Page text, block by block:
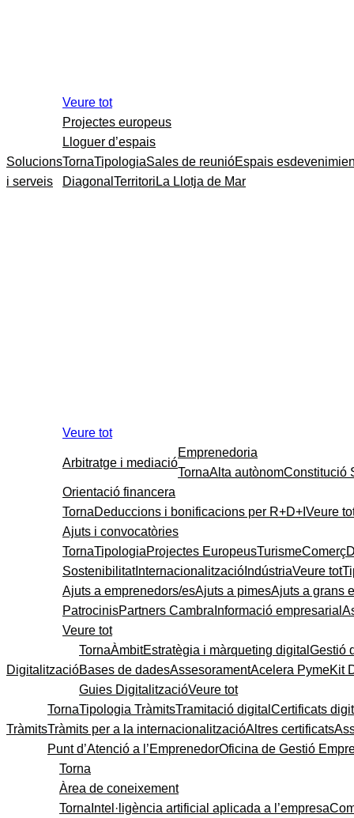
Solucions
i serveis
Veure tot
Projectes europeus
Lloguer d’espais
TornaTipologiaSales de reunióEspais
Diagonal Territori La Llotja de Mar
Veure tot
Arbitratge i mediació
Emprenedoria
TornaAlta autònomConstitució
Orientació financera
TornaDeduccions i bonificacions per R+D+I Veure
Ajuts i convocatòries
TornaTipologiaProjectes EuropeusTurismeComerç
SostenibilitatInternacionalització IndústriaVeure tot
Ajuts a emprenedors/esAjuts a pimesAjuts a grans
PatrocinisPartners Cambra Informació empresarial
Veure tot
Digitalització
TornaÀmbitEstratègia i màrqueting digital Gestió
Bases de dadesAssesoramentAcelera PymeKit
Guies DigitalitzacióVeure tot
Tràmits
TornaTipologia TràmitsTramitació digital Certificats
Tràmits per a la internacionalitzacióAltres certificats
Punt d’Atenció a l’EmprenedorOficina de Gestió
Torna
Àrea de coneixement
Torna Intel·ligència artificial aplicada a l’empresa